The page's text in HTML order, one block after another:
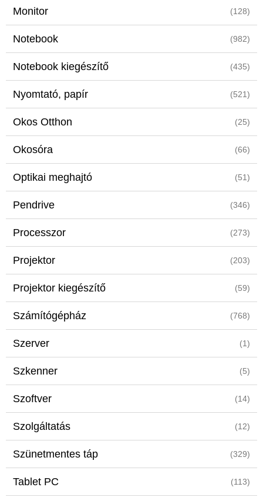
Monitor (128)
Notebook (982)
Notebook kiegészítő (435)
Nyomtató, papír (521)
Okos Otthon (25)
Okosóra (66)
Optikai meghajtó (51)
Pendrive (346)
Processzor (273)
Projektor (203)
Projektor kiegészítő (59)
Számítógépház (768)
Szerver (1)
Szkenner (5)
Szoftver (14)
Szolgáltatás (12)
Szünetmentes táp (329)
Tablet PC (113)